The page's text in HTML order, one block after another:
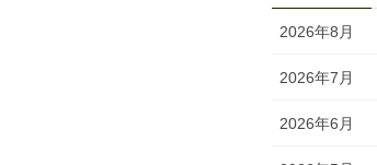
2026年8月
2026年7月
2026年6月